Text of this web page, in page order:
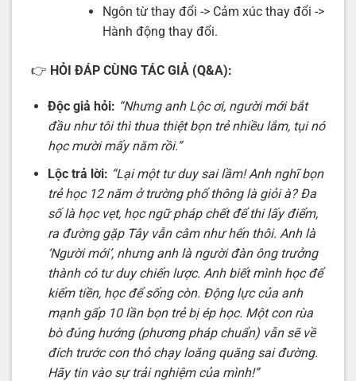
Ngôn từ thay đổi -> Cảm xúc thay đổi ->
Hành động thay đổi.
👉 HỎI ĐÁP CÙNG TÁC GIẢ (Q&A):
Độc giả hỏi: “Nhưng anh Lộc ơi, người mới bắt
đầu như tôi thì thua thiệt bọn trẻ nhiều lắm, tụi nó
học mười mấy năm rồi.”
Lộc trả lời: “Lại một tư duy sai lầm! Anh nghĩ bọn
trẻ học 12 năm ở trường phổ thông là giỏi à? Đa
số là học vẹt, học ngữ pháp chết để thi lấy điểm,
ra đường gặp Tây vẫn câm như hến thôi. Anh là
‘Người mới’, nhưng anh là người đàn ông trưởng
thành có tư duy chiến lược. Anh biết mình học để
kiếm tiền, học để sống còn. Động lực của anh
mạnh gấp 10 lần bọn trẻ bị ép học. Một con rùa
bò đúng hướng (phương pháp chuẩn) vẫn sẽ về
đích trước con thỏ chạy loăng quăng sai đường.
Hãy tin vào sự trải nghiệm của mình!”